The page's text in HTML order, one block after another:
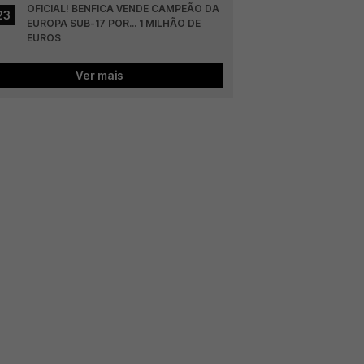
OFICIAL! BENFICA VENDE CAMPEÃO DA
EUROPA SUB-17 POR... 1 MILHÃO DE
EUROS
Ver mais